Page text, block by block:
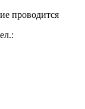
проводится